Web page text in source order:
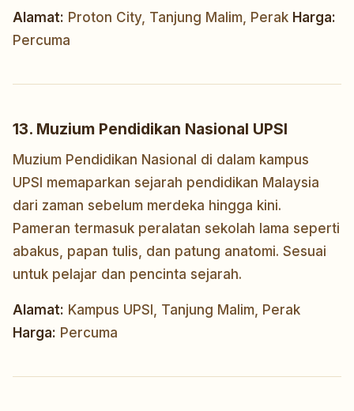
Alamat: Proton City, Tanjung Malim, Perak Harga:
Percuma
13. Muzium Pendidikan Nasional UPSI
Muzium Pendidikan Nasional di dalam kampus
UPSI memaparkan sejarah pendidikan Malaysia
dari zaman sebelum merdeka hingga kini.
Pameran termasuk peralatan sekolah lama seperti
abakus, papan tulis, dan patung anatomi. Sesuai
untuk pelajar dan pencinta sejarah.
Alamat: Kampus UPSI, Tanjung Malim, Perak
Harga: Percuma